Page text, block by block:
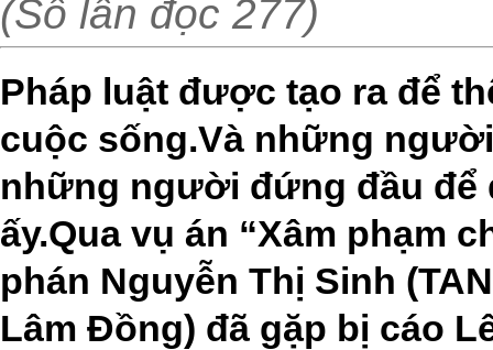
(Số lần đọc 277)
Pháp luật được tạo ra để
cuộc sống.Và những
những người đứng đầu để
ấy.Qua vụ án “Xâm phạm
phán Nguyễn Thị Sinh
Lâm Đồng) đã gặp bị cáo